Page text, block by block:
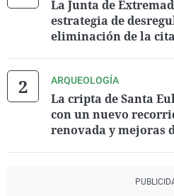
La Junta de
estrategia de
eliminación de la
ARQUEOLOGÍA
La cripta de Santa
con un nuevo
renovada y mejoras